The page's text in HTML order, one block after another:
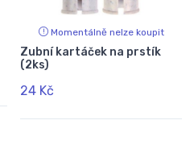
Momentálně nelze koupit
Zubní kartáček na prstík
(2ks)
24 Kč